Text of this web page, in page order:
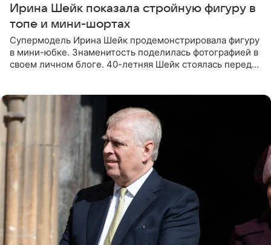
Ирина Шейк показала стройную фигуру в
топе и мини-шортах
Супермодель Ирина Шейк продемонстрировала фигуру
в мини-юбке. Знаменитость поделилась фотографией в
своем личном блоге. 40-летняя Шейк стоялась перед